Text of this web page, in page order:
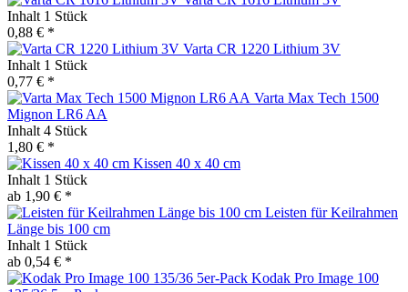
Inhalt 1 Stück
0,88 € *
Varta CR 1220 Lithium 3V
Inhalt 1 Stück
0,77 € *
Varta Max Tech 1500
Mignon LR6 AA
Inhalt 4 Stück
1,80 € *
Kissen 40 x 40 cm
Inhalt 1 Stück
ab 1,90 € *
Leisten für Keilrahmen
Länge bis 100 cm
Inhalt 1 Stück
ab 0,54 € *
Kodak Pro Image 100